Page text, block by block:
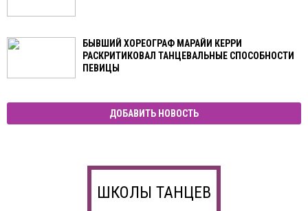
БЫВШИЙ ХОРЕОГРАФ МАРАЙИ КЕРРИ
РАСКРИТИКОВАЛ ТАНЦЕВАЛЬНЫЕ СПОСОБНОСТИ
ПЕВИЦЫ
ДОБАВИТЬ НОВОСТЬ
ШКОЛЫ ТАНЦЕВ